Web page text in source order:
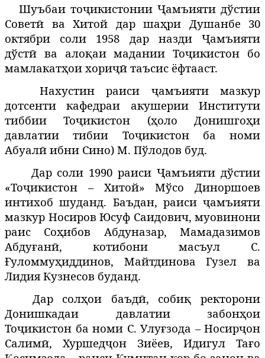
Шуъбаи тоҷикистонии Ҷамъияти дўстии
Советӣ ва Хитой дар шаҳри Душанбе 30
октябри соли 1958 дар назди Ҷамъияти
дўстӣ ва алоқаи мадании Тоҷикистон бо
мамлакатҳои хориҷӣ таъсис ёфтааст.
Нахустин раиси ҷамъияти мазкур
дотсенти кафедраи акушерии Институти
тиббии Тоҷикистон (ҳоло Донишгоҳи
давлатии
тибии Тоҷикистон ба
номи
Абуалӣ ибни Сино) М. Пўлодов буд.
Дар соли 1990 раиси Ҷамъияти дўстии
«Тоҷикистон – Хитой» Мўсо Диноршоев
интихоб шуданд. Баъдан, раиси ҷамъияти
мазкур Носиров Юсуф Саидович, муовинони
раис Соҳибов Абдуназар, Мамадазимов
Абдуғанӣ, котибони масъул С.
Ғуломмуҳиддинов, Майтдинова Гузел ва
Лидия Кузнесов буданд.
Дар солҳои баъдӣ, собиқ ректорони
Донишкадаи давлатии забонҳои
Тоҷикистон ба номи С. Улуғзода – Носирҷон
Салимӣ, Хуршедҷон Зиёев, Идигул Тағо